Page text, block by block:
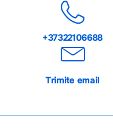
+37322106688
Trimite email